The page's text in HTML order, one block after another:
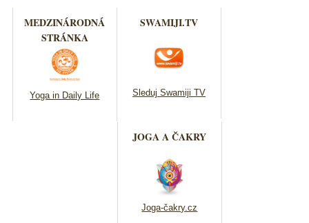
MEDZINÁRODNÁ
STRÁNKA
Yoga in Daily Life
SWAMIJI.TV
Sleduj Swamiji TV
JOGA A ČAKRY
Joga-čakry.cz